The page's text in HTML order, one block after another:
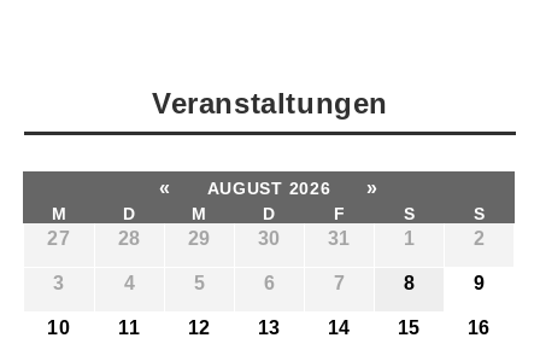
Veranstaltungen
« AUGUST 2026 »
M D M D F S S
27 28 29 30 31 1 2
3 4 5 6 7 8 9
10 11 12 13 14 15 16